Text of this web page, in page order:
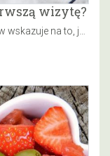
wizytę?
Nie da się ukryć, że choć wielu specjalistów wskazuje na to, jak ważne są regularne wizyty u ginekologa i sprawdzanie…